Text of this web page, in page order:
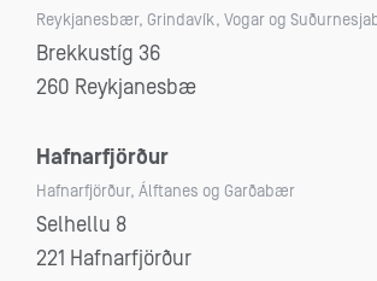
Reykjanesbær, Grindavík, Vogar og
Brekkustíg 36
260 Reykjanesbæ
Hafnarfjörður
Hafnarfjörður, Álftanes og Garðabær
Selhellu 8
221 Hafnarfjörður